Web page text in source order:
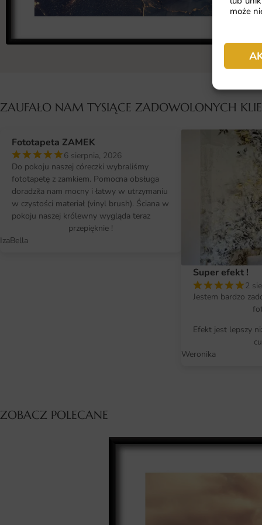
może
ZAUFAŁO NAM TYSIĄCE ZADOWOLONYCH
Fototapeta ZAMEK
6 sierpnia, 2026
Do pokoju naszej córeczki wybraliśmy
fototapetę z zamkiem. Pomocna obsługa
doradziła nam mocny i łatwy w utrzymaniu
w czystości materiał (vinyl brush). Ściana w
pokoju naszej królewny wygląda teraz
przepięknie !
IzaBella
Super efekt !
2
Jestem bardzo
Efekt jest lepszy
Weronika
ZOBACZ POLECANE